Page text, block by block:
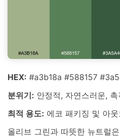
HEX: #a3b18a #588157
분위기: 안정적, 자연스러운, 촉
최적 용도: 에코 패키징 및 아
올리브 그린과 따뜻한 뉴트럴